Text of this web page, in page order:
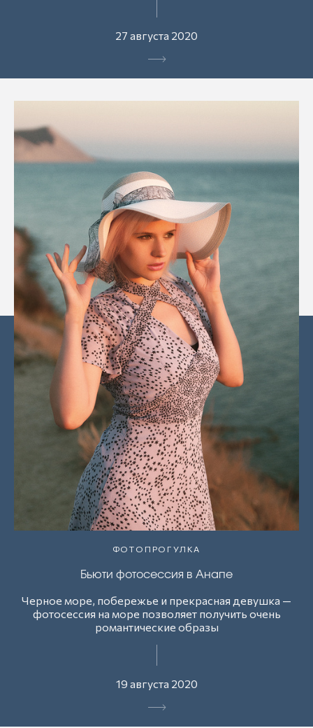
27 августа 2020
ФОТОПРОГУЛКА
Бьюти фотосессия в Анапе
Черное море, побережье и прекрасная девушка —
фотосессия на море позволяет получить очень
романтические образы
19 августа 2020